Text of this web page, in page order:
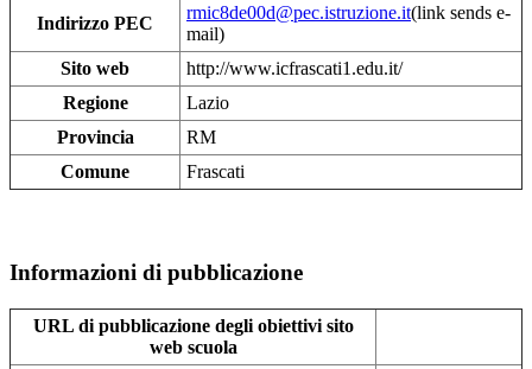
Indirizzo PEC
rmic8de00d@pec.istruzione.it(link sends e-
mail)
Sito web
http://www.icfrascati1.edu.it/
Regione
Lazio
Provincia
RM
Comune
Frascati
Informazioni di pubblicazione
URL di pubblicazione degli obiettivi sito
web scuola